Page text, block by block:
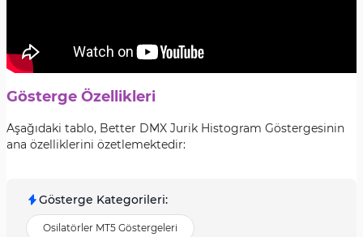
Gösterge Özellikleri
Aşağıdaki tablo, Better DMX Jurik Histogram Göstergesinin
ana özelliklerini özetlemektedir:
Gösterge Kategorileri:
Osilatörler MT5 Göstergeleri